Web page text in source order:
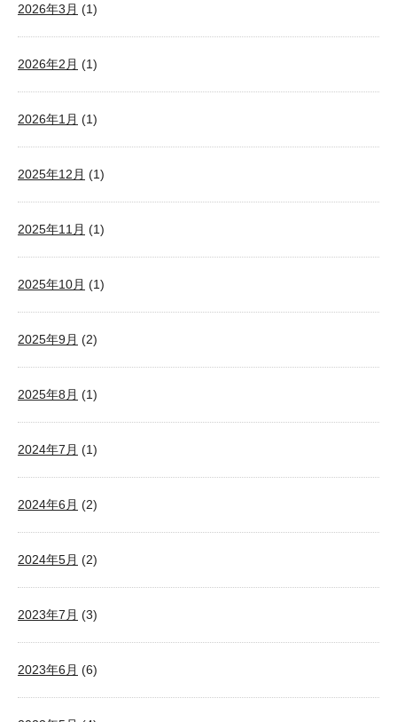
2026年3月 (1)
2026年2月 (1)
2026年1月 (1)
2025年12月 (1)
2025年11月 (1)
2025年10月 (1)
2025年9月 (2)
2025年8月 (1)
2024年7月 (1)
2024年6月 (2)
2024年5月 (2)
2023年7月 (3)
2023年6月 (6)